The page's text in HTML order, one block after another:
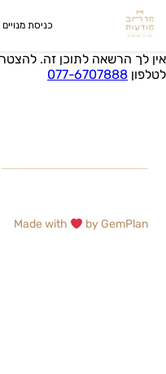
כניסת מנויים
אין לך הרשאה לתוכן זה.
לטלפון 077-6707888
Made with byGemPlan